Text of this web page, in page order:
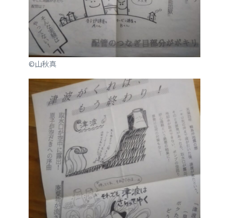
©️山秋真